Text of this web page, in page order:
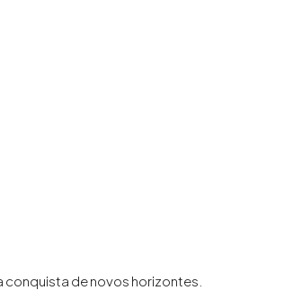
conquista de novos horizontes.